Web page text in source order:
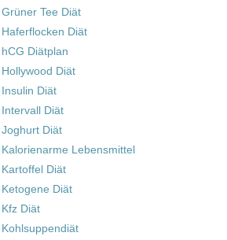
Grüner Tee Diät
Haferflocken Diät
hCG Diätplan
Hollywood Diät
Insulin Diät
Intervall Diät
Joghurt Diät
Kalorienarme Lebensmittel
Kartoffel Diät
Ketogene Diät
Kfz Diät
Kohlsuppendiät